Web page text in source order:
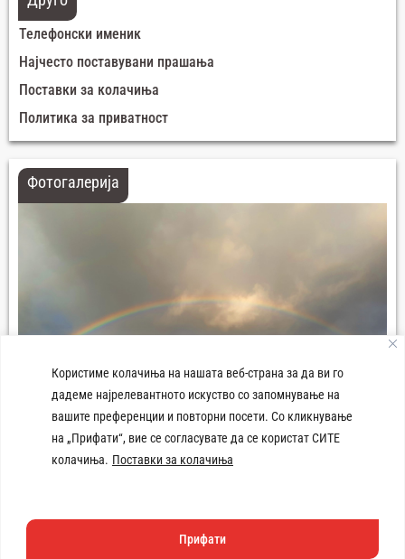
Користиме колачиња на нашата веб-страна за да ви го
дадеме најрелевантното искуство со запомнување на
вашите преференции и повторни посети. Со кликнување
на „Прифати“, вие се согласувате да се користат СИТЕ
колачиња. Поставки за колачиња
Прифати
Телефонски именик
Најчесто поставувани прашања
Поставки за колачиња
Политика за приватност
Фотогалерија
Панорама град Демир Хисар